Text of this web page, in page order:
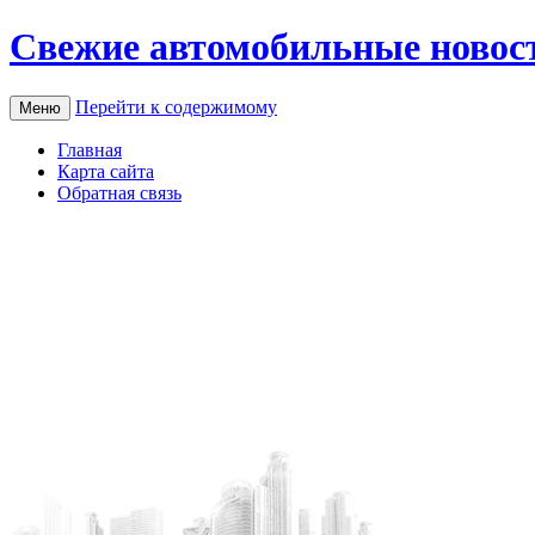
Свежие автомобильные
Меню Перейти к содержимому
Главная
Карта сайта
Обратная связь